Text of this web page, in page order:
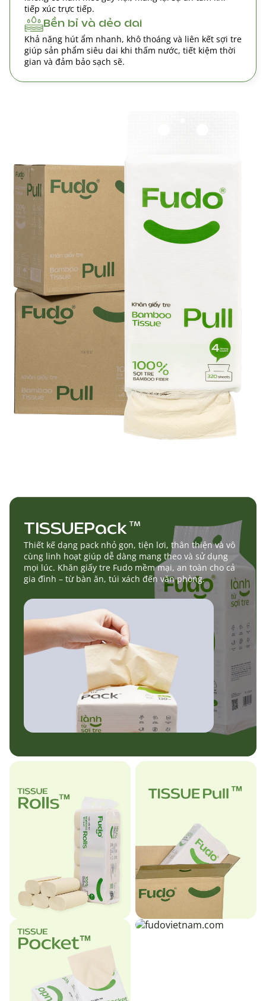
tiếp xúc trực tiếp.
Bền bỉ và dẻo dai
Khả năng hút ẩm nhanh, khô thoáng và liên kết sợi tre
giúp sản phẩm siêu dai khi thấm nước, tiết kiệm thời
gian và đảm bảo sạch sẽ.
TISSUEPack TM
Thiết kế dạng pack nhỏ gọn, tiện lơi, thân thiện và vô
cùng linh hoạt giúp dễ dàng mang theo và sử dụng
mọi lúc. Khăn giấy tre Fudo mềm mại, an toàn cho cả
gia đình – từ bàn ăn, túi xách đến văn phòng.